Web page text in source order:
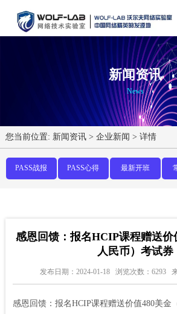
新闻资讯
News
您当前位置: 新闻资讯> 企业新闻 > 详情
PASS战报 PASS心得 最新开班
感恩回馈：报名HCIP课程赠送价
人民币）考试券
发布日期：2024-01-18 浏览次数：6293
感恩回馈：报名HCIP课程赠送价值480美金